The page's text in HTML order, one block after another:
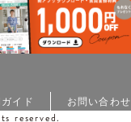
イド お問い合わせ
reserved.